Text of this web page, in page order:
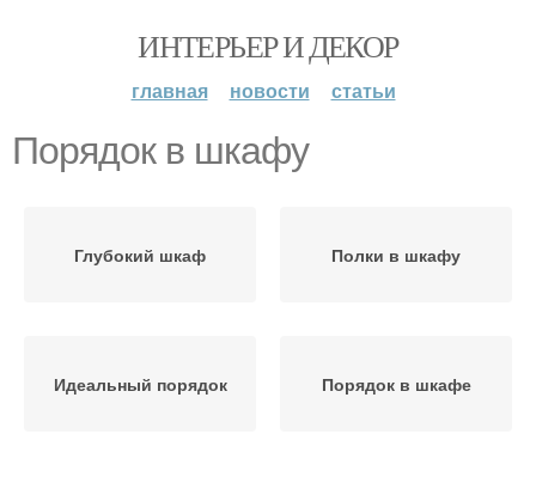
ИНТЕРЬЕР И ДЕКОР
главная новости статьи
Порядок в шкафу
Глубокий шкаф Полки в шкафу
Идеальный порядок Порядок в шкафе